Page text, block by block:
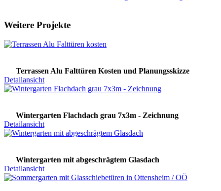
Weitere Projekte
Terrassen Alu Falttüren Kosten und Planungsskizze
Detailansicht
Wintergarten Flachdach grau 7x3m - Zeichnung
Detailansicht
Wintergarten mit abgeschrägtem Glasdach
Detailansicht